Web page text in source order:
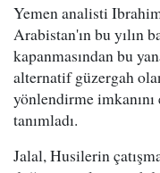
Yemen analisti
Arabistan'ın bu yılın
kapanmasından bu
alternatif güzergah
yönlendirme
tanımladı.
Jalal, Husilerin